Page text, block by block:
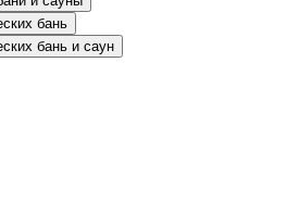
бань
бань и саун